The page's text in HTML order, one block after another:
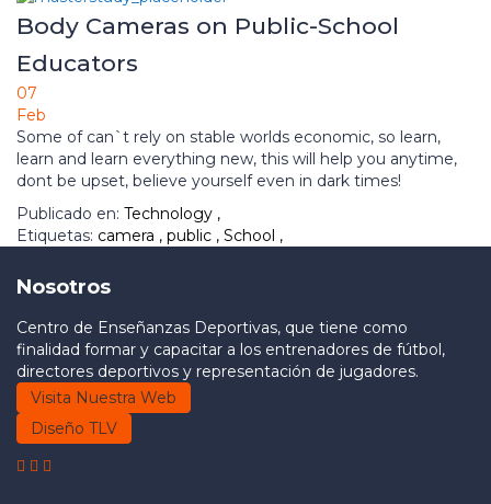
Body Cameras on Public-School
Educators
07
Feb
Some of can`t rely on stable worlds economic, so learn,
learn and learn everything new, this will help you anytime,
dont be upset, believe yourself even in dark times!
Publicado en: Technology ,
Etiquetas: camera , public , School ,
Nosotros
Centro de Enseñanzas Deportivas, que tiene como
finalidad formar y capacitar a los entrenadores de fútbol,
directores deportivos y representación de jugadores.
Visita Nuestra Web
Diseño TLV